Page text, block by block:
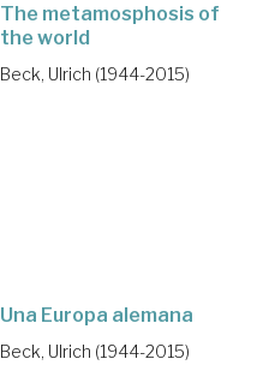
The metamosphosis of
the world
Beck, Ulrich (1944-2015)
Una Europa alemana
Beck, Ulrich (1944-2015)